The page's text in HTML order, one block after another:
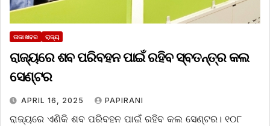
ତାଜା ଖବର ରାଜ୍ୟ
ରାଜ୍ୟରେ ଶବ ପରିବହନ ପାଇଁ ରହିବ ସ୍ବତନ୍ତ୍ର କଲ
ସେଣ୍ଟର
APRIL 16, 2025 PAPIRANI
ରାଜ୍ୟରେ ଏଣିକି ଶବ ପରିବହନ ପାଇଁ ରହିବ କଲ ସେଣ୍ଟର। ୧୦୮